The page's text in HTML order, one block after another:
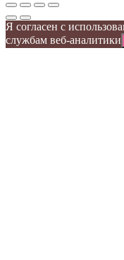
Я согласен с
службам веб-аналитики